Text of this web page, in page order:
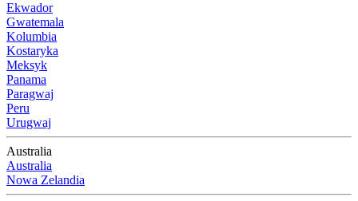
Ekwador
Gwatemala
Kolumbia
Kostaryka
Meksyk
Panama
Paragwaj
Peru
Urugwaj
Australia
Australia
Nowa Zelandia